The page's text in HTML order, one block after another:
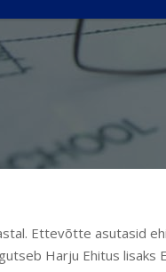
Ettevõtte asutasid
Harju Ehitus lisaks